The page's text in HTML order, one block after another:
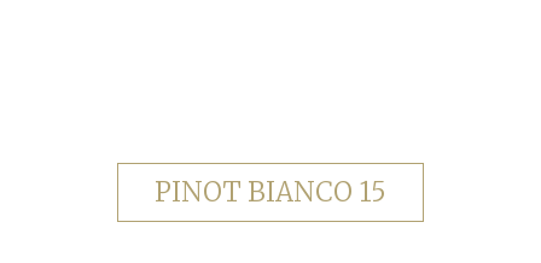
PINOT BIANCO 15